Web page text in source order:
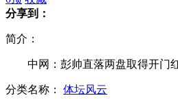
空中直击上海出城高速大拥堵
分享到：
简介：
中网：彭帅直落两盘取得开门
分类名称： 体坛风云